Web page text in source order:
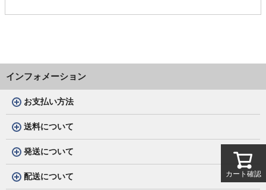
インフォメーション
お支払い方法
送料について
発送について
配送について カート確認